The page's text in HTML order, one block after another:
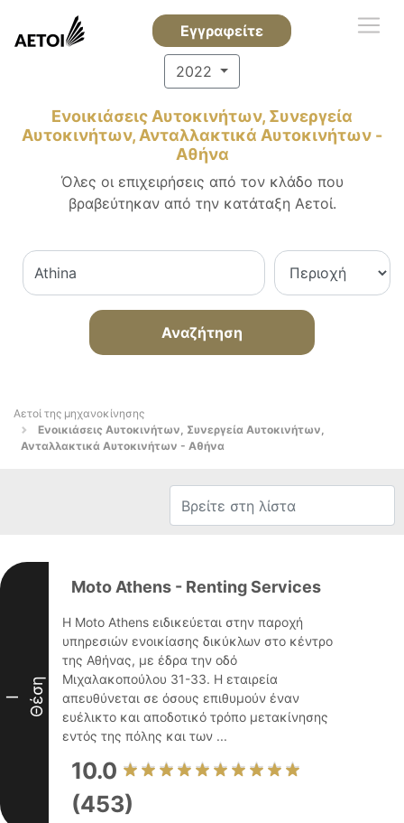
Εγγραφείτε
2022
Ενοικιάσεις Αυτοκινήτων, Συνεργεία
Αυτοκινήτων, Ανταλλακτικά Αυτοκινήτων -
Αθήνα
Όλες οι επιχειρήσεις από τον κλάδο που
βραβεύτηκαν από την κατάταξη Αετοί.
Αναζήτηση
Αετοί της μηχανοκίνησης
Ενοικιάσεις Αυτοκινήτων, Συνεργεία Αυτοκινήτων,
Ανταλλακτικά Αυτοκινήτων - Αθήνα
I Θέση
Moto Athens - Renting Services
Η Moto Athens ειδικεύεται στην παροχή
υπηρεσιών ενοικίασης δικύκλων στο κέντρο
της Αθήνας, με έδρα την οδό
Μιχαλακοπούλου 31-33. Η εταιρεία
απευθύνεται σε όσους επιθυμούν έναν
ευέλικτο και αποδοτικό τρόπο μετακίνησης
εντός της πόλης και των ...
10.0
(453)